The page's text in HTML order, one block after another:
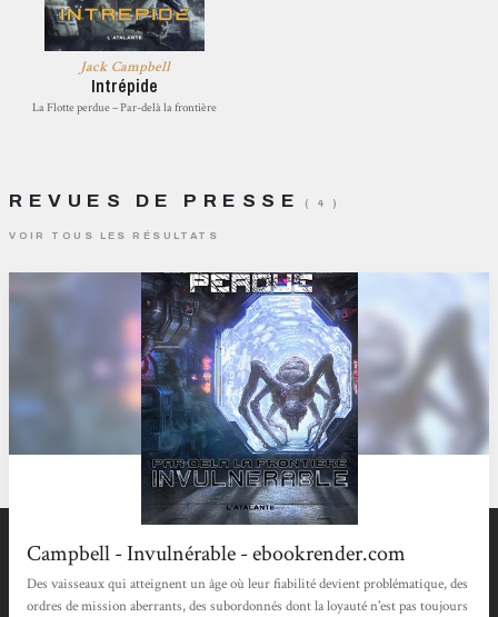
Jack Campbell
Intrépide
La Flotte perdue – Par-delà la frontière
REVUES DE PRESSE ( 4 )
VOIR TOUS LES RÉSULTATS
Campbell - Invulnérable - ebookrender.com
Des vaisseaux qui atteignent un âge où leur fiabilité devient problématique, des
ordres de mission aberrants, des subordonnés dont la loyauté n'est pas toujours